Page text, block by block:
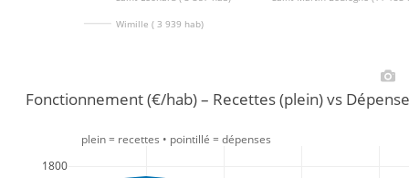
Wimille ( 3 939 hab)
1800
Fonctionnement (€/hab) – Recettes (plein) vs
plein = recettes • pointillé = dépenses